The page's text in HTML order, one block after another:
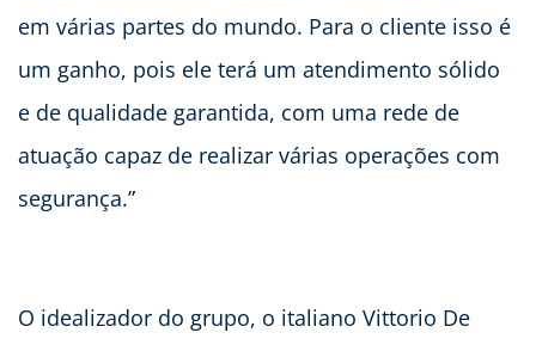
em várias partes do mundo. Para o cliente isso é
um ganho, pois ele terá um atendimento sólido
e de qualidade garantida, com uma rede de
atuação capaz de realizar várias operações com
segurança.”
O idealizador do grupo, o italiano Vittorio De